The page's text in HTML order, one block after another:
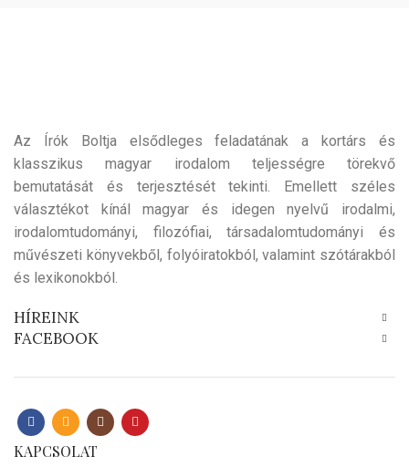
Az Írók Boltja elsődleges feladatának a kortárs és
klasszikus magyar irodalom teljességre törekvő
bemutatását és terjesztését tekinti. Emellett széles
választékot kínál magyar és idegen nyelvű irodalmi,
irodalomtudományi, filozófiai, társadalomtudományi és
művészeti könyvekből, folyóiratokból, valamint szótárakból
és lexikonokból.
HÍREINK
FACEBOOK
KAPCSOLAT